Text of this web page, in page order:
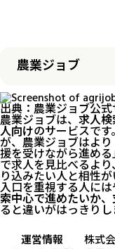
農業ジョブ
出典： 農業ジョブ公式
農業ジョブは、 求人
人向けのサービスで
が、農業ジョブはよ
援を受けながら進め
で求人を見比べるよ
り込みたい人と相性
入口を重視する人に
索中心で進めたいか
ると違いがはっきりし
運営情報
株式